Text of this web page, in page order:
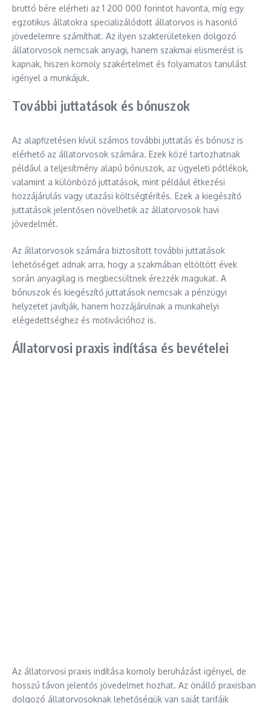
bruttó bére elérheti az 1 200 000 forintot havonta, míg egy
egzotikus állatokra specializálódott állatorvos is hasonló
jövedelemre számíthat. Az ilyen szakterületeken dolgozó
állatorvosok nemcsak anyagi, hanem szakmai elismerést is
kapnak, hiszen komoly szakértelmet és folyamatos tanulást
igényel a munkájuk.
További juttatások és bónuszok
Az alapfizetésen kívül számos további juttatás és bónusz is
elérhető az állatorvosok számára. Ezek közé tartozhatnak
például a teljesítmény alapú bónuszok, az ügyeleti pótlékok,
valamint a különböző juttatások, mint például étkezési
hozzájárulás vagy utazási költségtérítés. Ezek a kiegészítő
juttatások jelentősen növelhetik az állatorvosok havi
jövedelmét.
Az állatorvosok számára biztosított további juttatások
lehetőséget adnak arra, hogy a szakmában eltöltött évek
során anyagilag is megbecsültnek érezzék magukat. A
bónuszok és kiegészítő juttatások nemcsak a pénzügyi
helyzetet javítják, hanem hozzájárulnak a munkahelyi
elégedettséghez és motivációhoz is.
Állatorvosi praxis indítása és bevételei
Az állatorvosi praxis indítása komoly beruházást igényel, de
hosszú távon jelentős jövedelmet hozhat. Az önálló praxisban
dolgozó állatorvosoknak lehetőségük van saját tarifáik